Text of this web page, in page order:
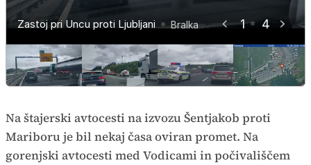
1 4
Zastoj pri Uncu proti Ljubljani Bralka
Zastoj pri Uncu proti Ljubljani Bralka
Nesreča na Primorski avtocesti
Bralka
Zastoji pri Postojni Promet.si
Na štajerski avtocesti na izvozu Šentjakob proti
Mariboru je bil nekaj časa oviran promet. Na
gorenjski avtocesti med Vodicami in počivališčem